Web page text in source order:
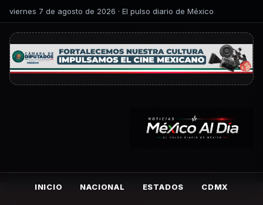
viernes 7 de agosto de 2026 · El pulso diario de México
INICIO NACIONAL ESTADOS CDMX